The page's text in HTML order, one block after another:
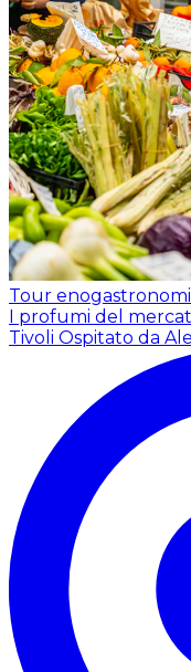
Tour
I profumi del
Tivoli Ospitato da